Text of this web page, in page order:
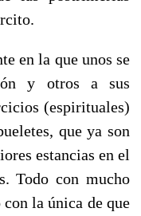
en la que unos se
y otros a sus
(espirituales)
que ya son
estancias en el
Todo con mucho
la única de que